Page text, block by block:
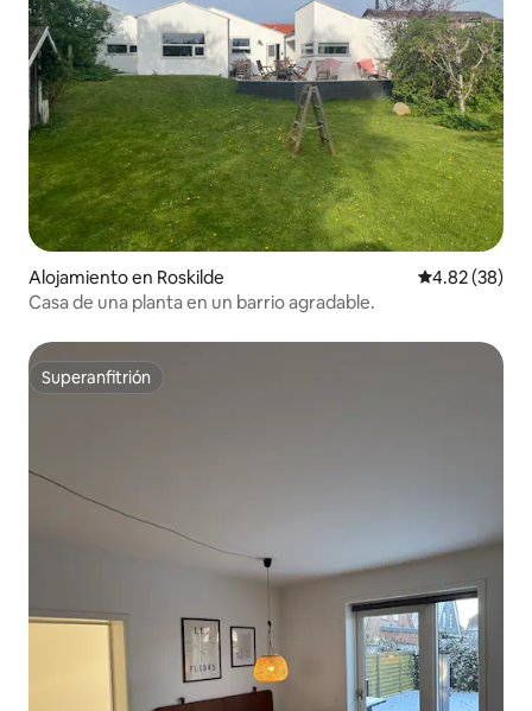
Alojamiento en Roskilde Calificación
4.82 (38)
Casa de una planta en un barrio agradable.
Superanfitrión
Superanfitrión